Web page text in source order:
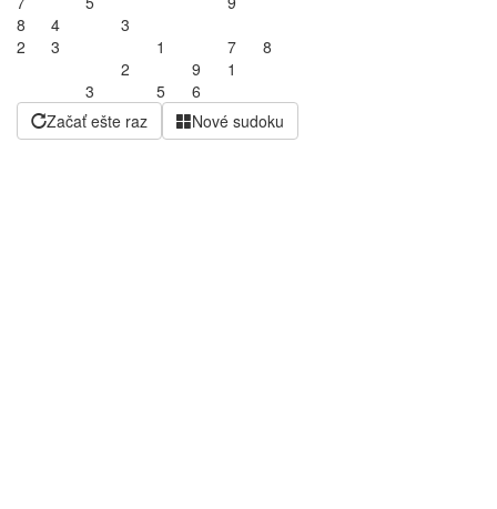
8
4
3
2
3 1 7
8
2
9
1
3
5
6
Začať ešte raz
Nové sudoku